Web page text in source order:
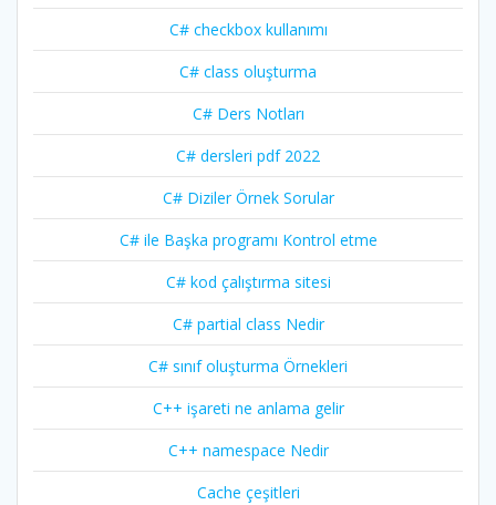
C# checkbox kullanımı
C# class oluşturma
C# Ders Notları
C# dersleri pdf 2022
C# Diziler Örnek Sorular
C# ile Başka programı Kontrol etme
C# kod çalıştırma sitesi
C# partial class Nedir
C# sınıf oluşturma Örnekleri
C++ işareti ne anlama gelir
C++ namespace Nedir
Cache çeşitleri